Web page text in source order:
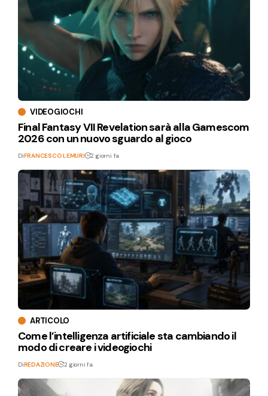
VIDEOGIOCHI
Final Fantasy VII Revelation sarà alla Gamescom
2026 con un nuovo sguardo al gioco
DiFRANCESCO LEMURI 2 giorni fa
ARTICOLO
Come l’intelligenza artificiale sta cambiando il
modo di creare i videogiochi
DiREDAZIONE 2 giorni fa